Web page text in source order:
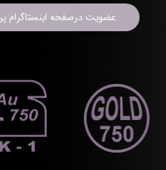
عضویت درصفحه اینستاگرام